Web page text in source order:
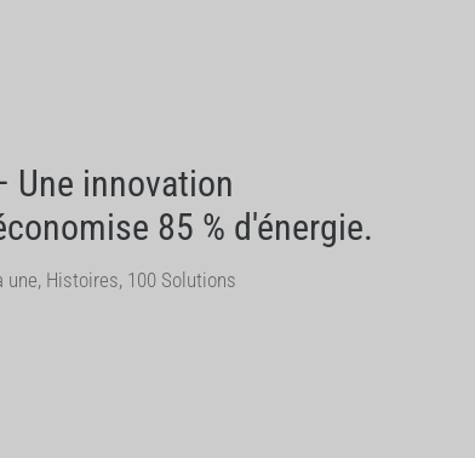
Une innovation
85 % d'énergie.
une, Histoires, 100 Solutions